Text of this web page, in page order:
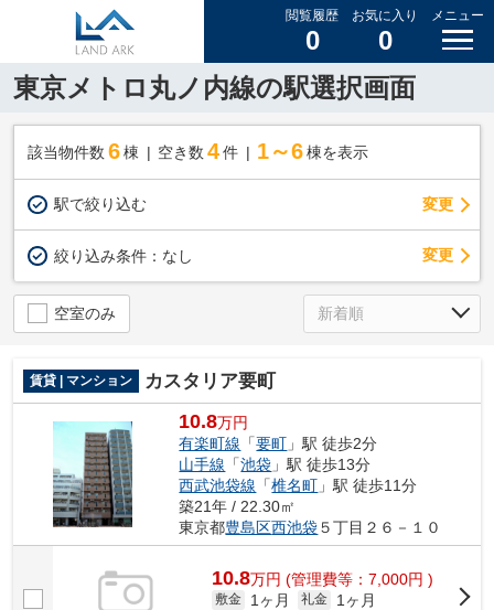
閲覧履歴
0
お気に入り
0
メニュー
東京メトロ丸ノ内線の駅選択画面
該当物件数 6棟 空き数 4 件 1～6 棟を表示
駅で絞り込む 変更
絞り込み条件： なし 変更
空室のみ
賃貸 | マンション カスタリア要町
10.8万円
有楽町線 「要町 」駅 徒歩2分
山手線 「池袋 」駅 徒歩13分
西武池袋線 「椎名町 」駅 徒歩11分
築21年 / 22.30㎡
東京都豊島区西池袋５丁目２６－１０
10.8万円 (管理費等：7,000円 )
敷金 1ヶ月 礼金
1ヶ月